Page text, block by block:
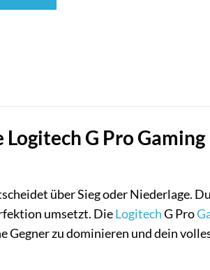
G Pro
über Sieg oder Niederlage.
umsetzt. DieLogitechG Pro
Gegner zu dominieren und dein